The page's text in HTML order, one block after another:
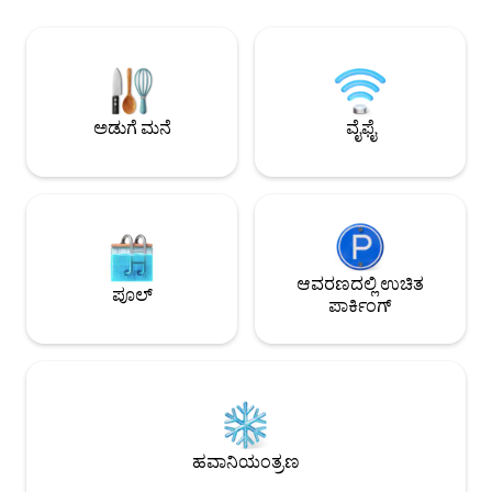
ನಿಮ್ಮ ಆಶ್ರಯಕ್ಕಾಗಿ ಸುರಕ್ಷಿತ ಸ್ಥಳವಾಗಿದೆ ಮತ್ತು ನೀವು
ಅಡುಗೆ ಮನೆ ವೈಫೈ
ಪೂಲ್
ಆವರಣದಲ್ಲಿ ಉಚಿತ
ಪಾರ್ಕಿಂಗ್
ಹವಾನಿಯಂತ್ರಣ